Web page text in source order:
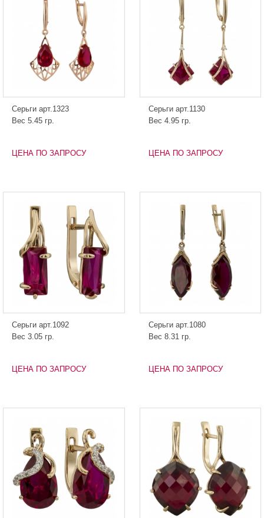
Серьги арт.1323
Вес 5.45 гр.
ЦЕНА ПО ЗАПРОСУ
Серьги арт.1130
Вес 4.95 гр.
ЦЕНА ПО ЗАПРОСУ
Серьги арт.1092
Вес 3.05 гр.
ЦЕНА ПО ЗАПРОСУ
Серьги арт.1080
Вес 8.31 гр.
ЦЕНА ПО ЗАПРОСУ